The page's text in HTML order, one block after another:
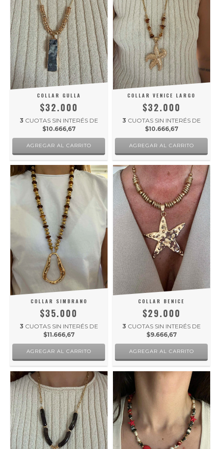
COLLAR GULLA
$32.000
3 CUOTAS SIN INTERÉS DE
$10.666,67
COLLAR VENICE LARGO
$32.000
3 CUOTAS SIN INTERÉS DE
$10.666,67
COLLAR SIMBRANO
$35.000
3 CUOTAS SIN INTERÉS DE
$11.666,67
COLLAR BENICE
$29.000
3 CUOTAS SIN INTERÉS DE
$9.666,67